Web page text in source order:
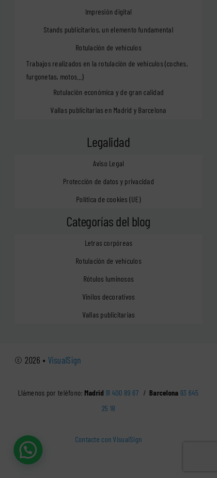
Impresión digital
Stands publicitarios, un elemento fundamental
Rotulación de vehículos
Trabajos realizados en la rotulación de vehículos (coches,
furgonetas, motos…)
Rotulación económica y de gran calidad
Vallas publicitarias en Madrid y Barcelona
Legalidad
Aviso Legal
Protección de datos y privacidad
Política de cookies (UE)
Categorías del blog
Letras corpóreas
Rotulación de vehículos
Rótulos luminosos
Vinilos decorativos
Vallas publicitarias
© 2026 • VisualSign
Llámenos por teléfono: Madrid 91 400 89 67 / Barcelona 93 645
25 18
Contacte con VisualSign